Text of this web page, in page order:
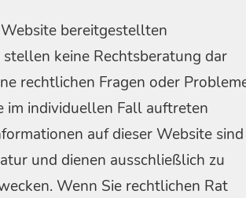
bereitgestellten
keine Rechtsberatung dar
rechtlichen Fragen oder
im individuellen Fall auftreten
auf dieser Website sind
und dienen ausschließlich zu
Wenn Sie rechtlichen Rat